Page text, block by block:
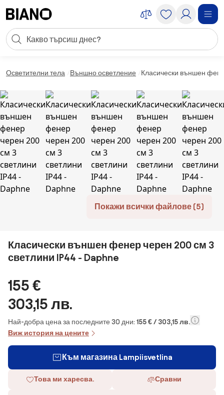
Търсене
Осветителни тела Външно осветление Класически външен
Покажи всички файлове (5)
Класически външен фенер черен 200 см 3
светлини IP44 - Daphne
155 €
303,15 лв.
Най-добра цена за последните 30 дни: 155 € / 303,15 лв.
Виж история на цените
Към магазина Lampiisvetlina
Това ми харесва. Сравни